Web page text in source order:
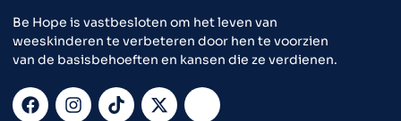
Be Hope is vastbesloten om het leven van
weeskinderen te verbeteren door hen te voorzien
van de basisbehoeften en kansen die ze verdienen.